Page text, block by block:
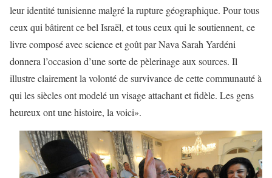
leur identité tunisienne malgré la rupture géographique. Pour tous
ceux qui bâtirent ce bel Israël, et tous ceux qui le soutiennent, ce
livre composé avec science et goût par Nava Sarah Yardéni
donnera l’occasion d’une sorte de pèlerinage aux sources. Il
illustre clairement la volonté de survivance de cette communauté à
qui les siècles ont modelé un visage attachant et fidèle. Les gens
heureux ont une histoire, la voici».